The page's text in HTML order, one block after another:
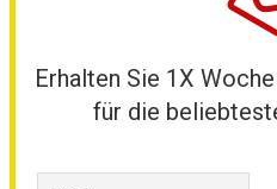
Erhalten Sie 1X
für die